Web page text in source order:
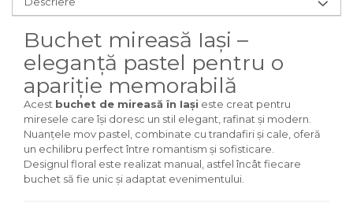
Buchet mireasă Iași –
eleganță pastel pentru o
apariție memorabilă
Acest buchet de mireasă în Iași este creat pentru
miresele care își doresc un stil elegant, rafinat și modern.
Nuanțele mov pastel, combinate cu trandafiri și cale, oferă
un echilibru perfect între romantism și sofisticare.
Designul floral este realizat manual, astfel încât fiecare
buchet să fie unic și adaptat evenimentului.